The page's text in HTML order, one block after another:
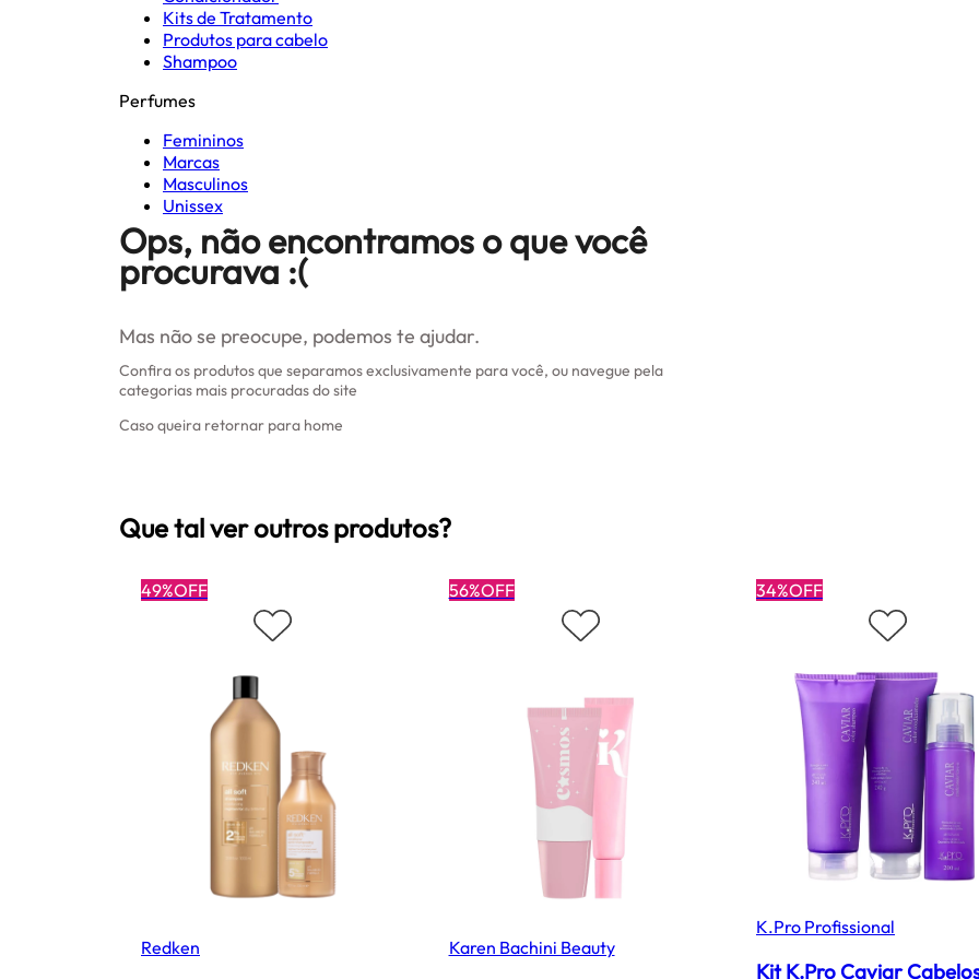
Kits de Tratamento
Produtos para cabelo
Shampoo
Perfumes
Femininos
Marcas
Masculinos
Unissex
Ops, não encontramos o que você
procurava :(
Mas não se preocupe, podemos te ajudar.
Confira os produtos que separamos exclusivamente para você, ou navegue pela
categorias mais procuradas do site
Caso queira retornar para home
Que tal ver outros produtos?
49%OFF
Redken
56%OFF
Karen Bachini Beauty
34%OFF
K.Pro Profissional
Kit K.Pro Caviar